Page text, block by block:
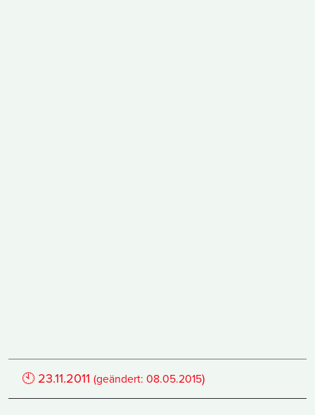
🕙 23.11.2011 (geändert:08.05.2015)